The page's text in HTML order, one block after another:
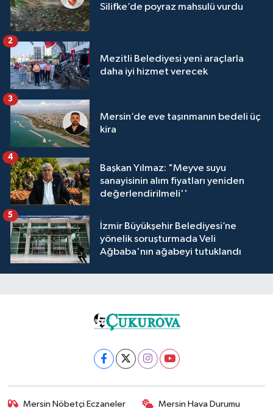
Silifke’de poyraz mahsulü vurdu
Mezitli Belediyesi yeni araçlarla
daha iyi hizmet verecek
2
Mersin’de eve taşınmanın bedeli üç
kira
3
Başkan Yılmaz: "Meyve suyu
sanayisinin alım fiyatları yeniden
değerlendirilmeli''
4
İzmir Büyükşehir Belediyesi’ne
yönelik soruşturmada Veli
Ağbaba'nın ağabeyi tutuklandı
5
Mersin Nöbetçi Eczaneler Mersin Hava Durumu